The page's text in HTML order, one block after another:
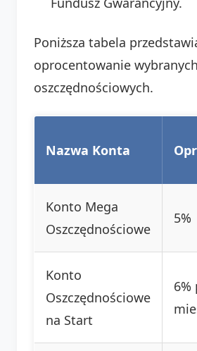
Poniższa tabela
oprocentowanie
oszczędnościowych.
Nazwa Konta
Konto Mega
Oszczędnościowe
5%
Konto
Oszczędnościowe
na Start
6%